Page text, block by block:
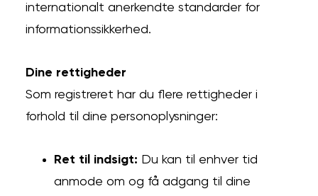
internationalt anerkendte standarder for
informationssikkerhed.
Dine rettigheder
Som registreret har du flere rettigheder i
forhold til dine personoplysninger:
Ret til indsigt: Du kan til enhver tid
anmode om og få adgang til dine